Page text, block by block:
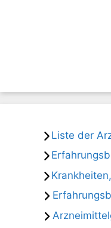
Liste der